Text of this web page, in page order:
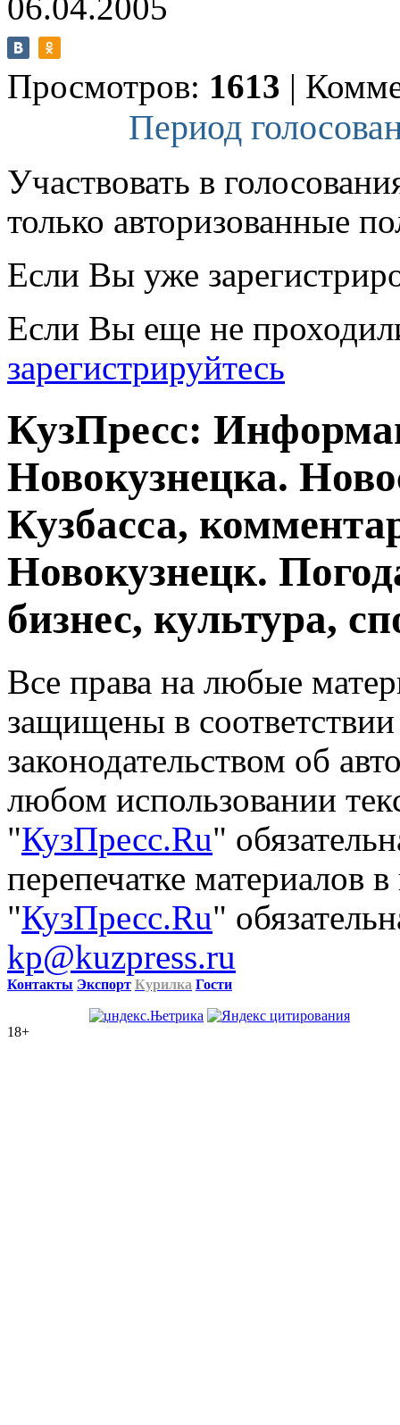
06.04.2005
Просмотров: 1613 |
Период
Участвовать в
только авторизованные
Если Вы уже
Если Вы еще не
зарегистрируйтесь
КузПресс:
Новокузнецка.
Кузбасса,
Новокузнецк.
бизнес, культура,
Все права на любые
защищены в
законодательством об
любом использовании
"КузПресс.Ru"
перепечатке материалов
"КузПресс.Ru"
kp@kuzpress.ru
Контакты Экспорт Курилка Гости
18+